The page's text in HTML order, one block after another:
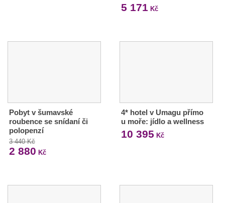
5 171 Kč
Pobyt v šumavské
roubence se snídaní či
polopenzí
3 440 Kč
2 880 Kč
4* hotel v Umagu přímo
u moře: jídlo a wellness
10 395 Kč